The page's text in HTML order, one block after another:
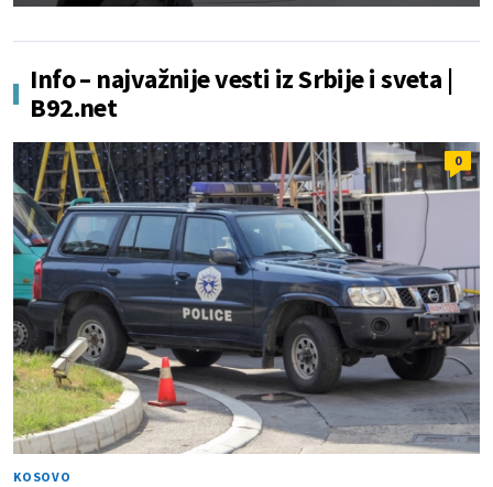
Info – najvažnije vesti iz Srbije i sveta |
B92.net
0
KOSOVO